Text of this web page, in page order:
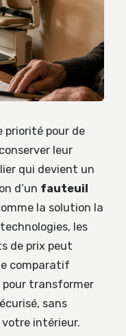
priorité pour de
leur
qui devient un
d’un fauteuil
la solution la
les
de prix peut
comparatif
pour transformer
sans
votre intérieur.